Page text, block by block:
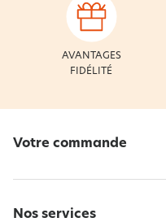
AVANTAGES
FIDÉLITÉ
Votre commande
Nos services